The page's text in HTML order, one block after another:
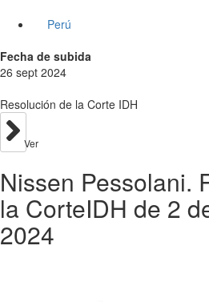
Perú
Fecha de subida
26 sept 2024
Resolución de la Corte IDH
Ver
Nissen Pessolani.
la CorteIDH de 2
2024